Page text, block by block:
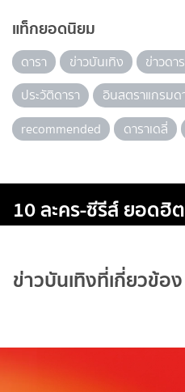
แท็กยอดนิยม
ดารา ข่าวบันเทิง ข่าวดา
ประวัติดารา
อินสตราแกรมด
recommended
ดาราเดลี่
10 ละคร-ซีรีส์ ยอดฮิต
ข่าวบันเทิงที่เกี่ยวข้อง